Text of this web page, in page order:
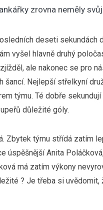
zrovna neměly
deseti sekundách
vyšel hlavně druhý
ale nakonec se pro
šancí. Nejlepší střelkyní
týmu. Té dobře
důležité góly.
Zbytek týmu střídá zatím
úspěšnější Anita
má zatím výkony
? Je třeba si uvědomit,